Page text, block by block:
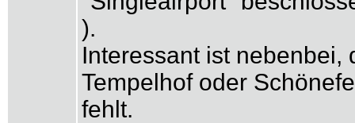
).
Interessant ist nebenbei,
Tempelhof oder
fehlt.